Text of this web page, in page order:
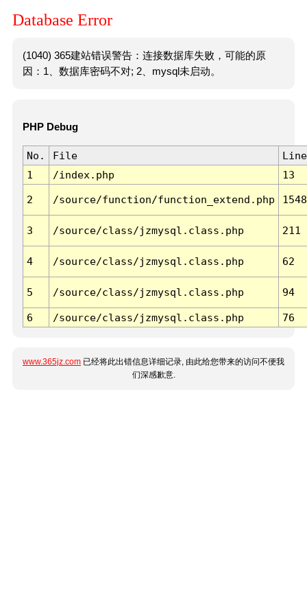
Database Error
(1040) 365建站错误警告：连接数据库失败，可能的原
因：1、数据库密码不对; 2、mysql未启动。
PHP Debug
No. File
Line
1
/index.php 13
2 /source/function/function_extend.php 1548
3 /source/class/jzmysql.class.php 211
4 /source/class/jzmysql.class.php 62
5 /source/class/jzmysql.class.php 94
6 /source/class/jzmysql.class.php 76
www.365jz.com 已经将此出错信息详细记录, 由此给您带来的访问不便我
们深感歉意.